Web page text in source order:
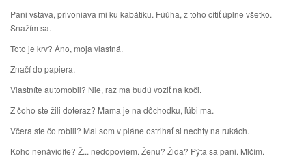
Pani vstáva, privoniava mi ku kabátiku. Fúúha, z toho cítiť úplne všetko.
Snažím sa.
Toto je krv? Áno, moja vlastná.
Značí do papiera.
Vlastníte automobil? Nie, raz ma budú voziť na koči.
Z čoho ste žili doteraz? Mama je na dôchodku, ľúbi ma.
Včera ste čo robili? Mal som v pláne ostrihať si nechty na rukách.
Koho nenávidíte? Ž... nedopoviem. Ženu? Žida? Pýta sa pani. Mlčím.